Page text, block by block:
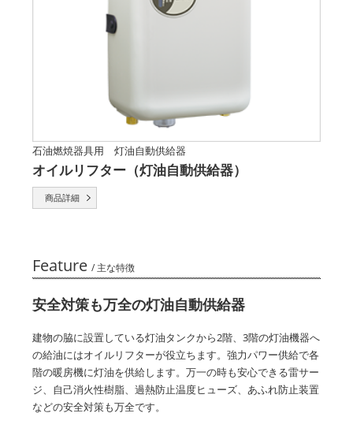
石油燃焼器具用 灯油自動供給器
オイルリフター（灯油自動供給器）
商品詳細
Feature/ 主な特徴
安全対策も万全の灯油自動供給器
建物の脇に設置している灯油タンクから2階、3階の灯油機器へ
の給油にはオイルリフターが役立ちます。強力パワー供給で各
階の暖房機に灯油を供給します。万一の時も安心できる雷サー
ジ、自己消火性樹脂、過熱防止温度ヒューズ、あふれ防止装置
などの安全対策も万全です。